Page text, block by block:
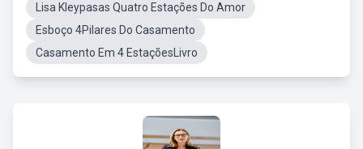
Lisa Kleypasas Quatro Estações Do Amor
Esboço 4Pilares Do Casamento
Casamento Em 4 EstaçõesLivro